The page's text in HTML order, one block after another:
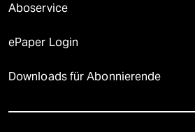
Aboservice
ePaper Login
Downloads für Abonnierende